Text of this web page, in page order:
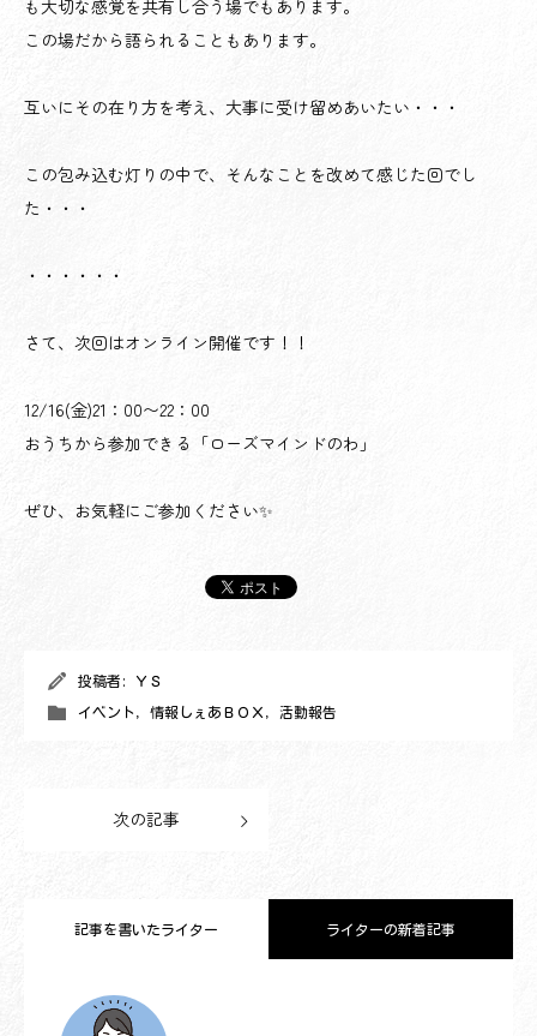
も大切な感覚を共有し合う場でもあります。
この場だから語られることもあります。
互いにその在り方を考え、大事に受け留めあいたい・・・
この包み込む灯りの中で、そんなことを改めて感じた回でし
た・・・
・・・・・・
さて、次回はオンライン開催です！！
12/16(金)21：00〜22：00
おうちから参加できる「ローズマインドのわ」
ぜひ、お気軽にご参加ください✨
投稿者: ＹＳ
イベント 情報しぇあＢＯＸ 活動報告
次の記事
記事を書いたライター ライターの新着記事
2023.03.23